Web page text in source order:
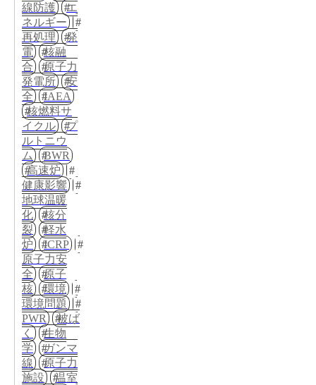
線防護
エ
ネルギー
再処理
発
電
核融
合
原子力
発電所
安
全
IAEA
核燃料サ
イクル
プ
ルトニウ
ム
BWR
高速炉
健康影響
地球温暖
化
核分
裂
軽水
炉
ICRP
原子力安
全
原子
核
環境
環境問題
PWR
被ば
く
生物
学
ガンマ
線
原子力
施設
温室